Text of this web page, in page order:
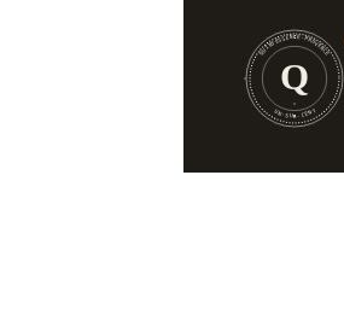
QUINTESSENCE·PROVENCE
UN·SUR·CENT
Q